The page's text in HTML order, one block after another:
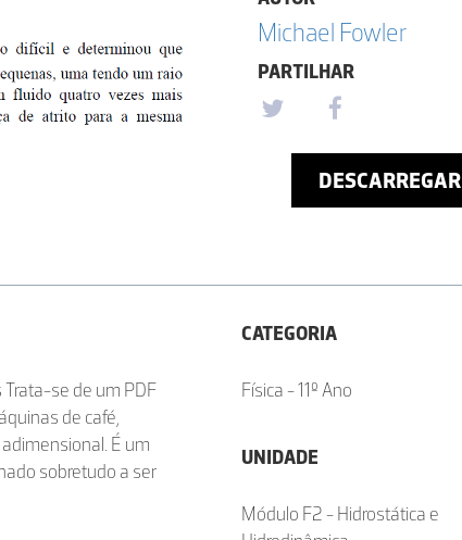
Michael Fowler
PARTILHAR
DESCARREGAR
se de um PDF
de café,
É um
sobretudo a ser
CATEGORIA
Física - 11º Ano
UNIDADE
Módulo F2 - Hidrostática e